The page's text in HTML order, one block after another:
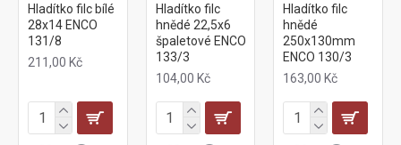
Hladítko filc bílé
28x14 ENCO
131/8
211,00 Kč
Hladítko filc
hnědé 22,5x6
špaletové ENCO
133/3
104,00 Kč
Hladítko filc
hnědé
250x130mm
ENCO 130/3
163,00 Kč